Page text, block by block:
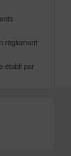
règlement
établi par